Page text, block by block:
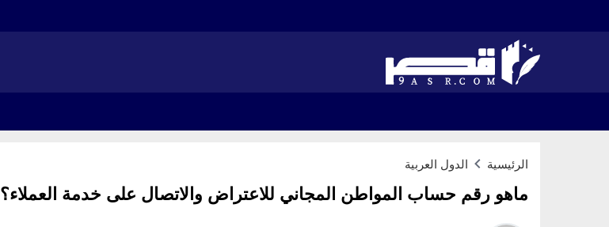
الرئيسية الدول العربية
ماهو رقم حساب المواطن المجاني للاعتراض والاتصال على خدمة العملاء؟